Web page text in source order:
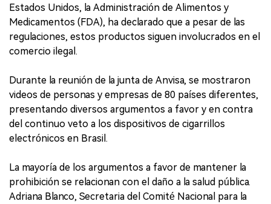
Estados Unidos, la Administración de Alimentos y
Medicamentos (FDA), ha declarado que a pesar de las
regulaciones, estos productos siguen involucrados en el
comercio ilegal.
Durante la reunión de la junta de Anvisa, se mostraron
videos de personas y empresas de 80 países diferentes,
presentando diversos argumentos a favor y en contra
del continuo veto a los dispositivos de cigarrillos
electrónicos en Brasil.
La mayoría de los argumentos a favor de mantener la
prohibición se relacionan con el daño a la salud pública.
Adriana Blanco, Secretaria del Comité Nacional para la